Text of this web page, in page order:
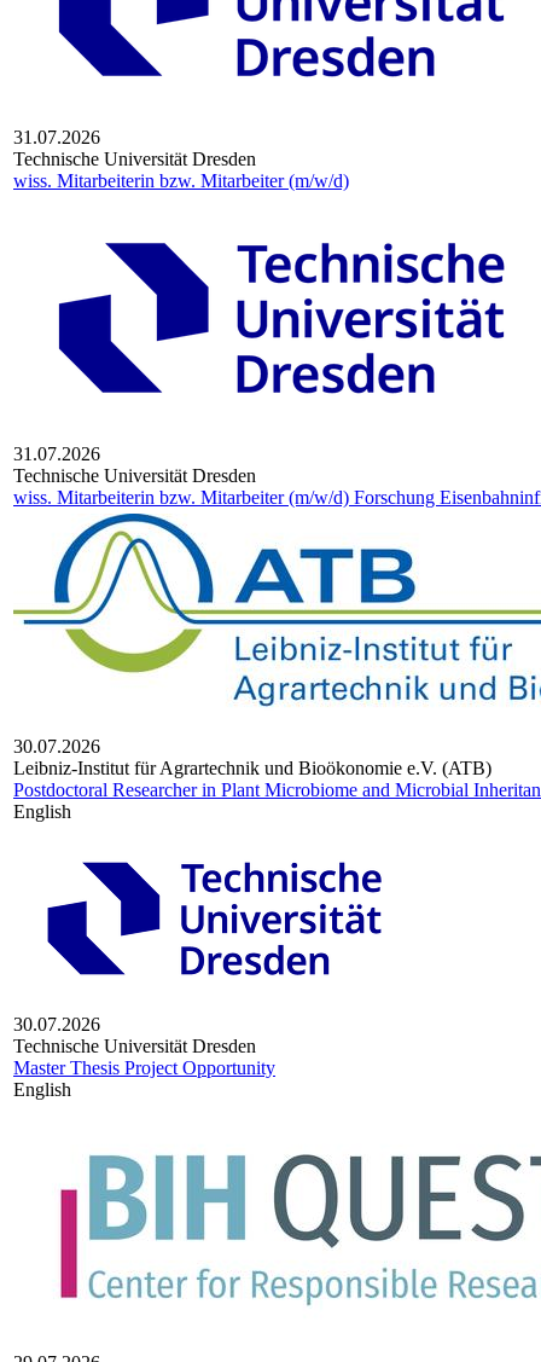
31.07.2026
Technische Universität Dresden
wiss. Mitarbeiterin bzw. Mitarbeiter (m/w/d)
31.07.2026
Technische Universität Dresden
wiss. Mitarbeiterin bzw. Mitarbeiter (m/w/d) Forschung
30.07.2026
Leib­niz-Insti­tut für Agrar­tech­nik und Bio­öko­no­mie e.V. (ATB)
Postdoctoral Researcher in Plant Microbiome and Microbial
English
30.07.2026
Technische Universität Dresden
Master Thesis Project Opportunity
English